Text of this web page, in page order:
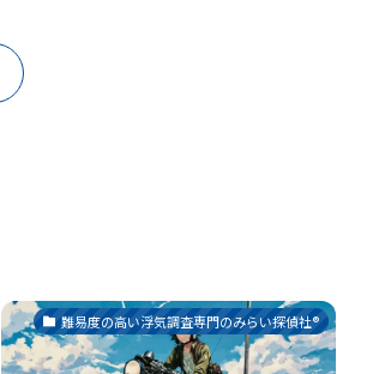
難易度の高い浮気調査専門のみらい探偵社®︎